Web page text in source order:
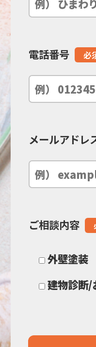
フ
ル
空
ま
電話番号 必
メールアドレ
ご相談内容
外壁塗装
建物診断/